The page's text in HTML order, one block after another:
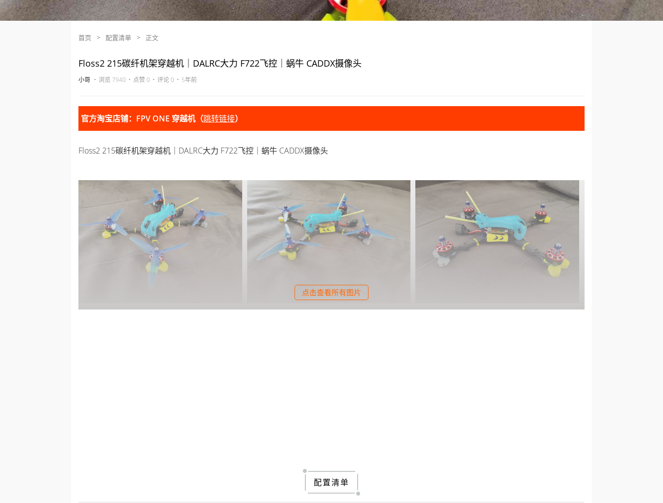
首页 > 配置清单 > 正文
Floss2 215碳纤机架穿越机｜DALRC大力 F722飞控｜蜗牛 CADDX摄像头
小哥 · 浏览 7940 · 点赞 0 · 评论 0 · 5年前
官方淘宝店铺：FPV ONE 穿越机（跳转链接）
Floss2 215碳纤机架穿越机｜DALRC大力 F722飞控｜蜗牛 CADDX摄像头
点击查看所有图片
配置清单